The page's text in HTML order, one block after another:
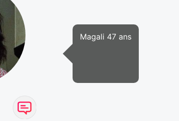
Magali 47 ans